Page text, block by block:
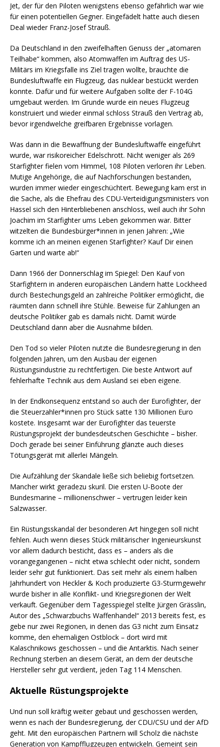
Jet, der für den Piloten wenigstens ebenso gefährlich war wie
für einen potentiellen Gegner. Eingefädelt hatte auch diesen
Deal wieder Franz-Josef Strauß.
Da Deutschland in den zweifelhaften Genuss der „atomaren
Teilhabe“ kommen, also Atomwaffen im Auftrag des US-
Militärs im Kriegsfalle ins Ziel tragen wollte, brauchte die
Bundesluftwaffe ein Flugzeug, das nuklear bestückt werden
konnte. Dafür und für weitere Aufgaben sollte der F-104G
umgebaut werden. Im Grunde wurde ein neues Flugzeug
konstruiert und wieder einmal schloss Strauß den Vertrag ab,
bevor irgendwelche greifbaren Ergebnisse vorlagen.
Was dann in die Bewaffnung der Bundesluftwaffe eingeführt
wurde, war risikoreicher Edelschrott. Nicht weniger als 269
Starfighter fielen vom Himmel, 108 Piloten verloren ihr Leben.
Mutige Angehörige, die auf Nachforschungen bestanden,
wurden immer wieder eingeschüchtert. Bewegung kam erst in
die Sache, als die Ehefrau des CDU-Verteidigungsministers von
Hassel sich den Hinterbliebenen anschloss, weil auch ihr Sohn
Joachim im Starfighter ums Leben gekommen war. Bitter
witzelten die Bundesbürger*innen in jenen Jahren: „Wie
komme ich an meinen eigenen Starfighter? Kauf Dir einen
Garten und warte ab!“
Dann 1966 der Donnerschlag im Spiegel: Den Kauf von
Starfightern in anderen europäischen Ländern hatte Lockheed
durch Bestechungsgeld an zahlreiche Politiker ermöglicht, die
räumten dann schnell ihre Stühle. Beweise für Zahlungen an
deutsche Politiker gab es damals nicht. Damit würde
Deutschland dann aber die Ausnahme bilden.
Den Tod so vieler Piloten nutzte die Bundesregierung in den
folgenden Jahren, um den Ausbau der eigenen
Rüstungsindustrie zu rechtfertigen. Die beste Antwort auf
fehlerhafte Technik aus dem Ausland sei eben eigene.
In der Endkonsequenz entstand so auch der Eurofighter, der
die Steuerzahler*innen pro Stück satte 130 Millionen Euro
kostete. Insgesamt war der Eurofighter das teuerste
Rüstungsprojekt der bundesdeutschen Geschichte – bisher.
Doch gerade bei seiner Einführung glänzte auch dieses
Tötungsgerät mit allerlei Mängeln.
Die Aufzählung der Skandale ließe sich beliebig fortsetzen.
Mancher wirkt geradezu skuril. Die ersten U-Boote der
Bundesmarine – millionenschwer – vertrugen leider kein
Salzwasser.
Ein Rüstungsskandal der besonderen Art hingegen soll nicht
fehlen. Auch wenn dieses Stück militärischer Ingenieurskunst
vor allem dadurch besticht, dass es – anders als die
vorangegangenen – nicht etwa schlecht oder nicht, sondern
leider sehr gut funktioniert. Das seit mehr als einem halben
Jahrhundert von Heckler & Koch produzierte G3-Sturmgewehr
wurde bisher in alle Konflikt- und Kriegsregionen der Welt
verkauft. Gegenüber dem Tagesspiegel stellte Jürgen Grässlin,
Autor des „Schwarzbuchs Waffenhandel“ 2013 bereits fest, es
gebe nur zwei Regionen, in denen das G3 nicht zum Einsatz
komme, den ehemaligen Ostblock – dort wird mit
Kalaschnikows geschossen – und die Antarktis. Nach seiner
Rechnung sterben an diesem Gerät, an dem der deutsche
Hersteller sehr gut verdient, jeden Tag 114 Menschen.
Aktuelle Rüstungsprojekte
Und nun soll kräftig weiter gebaut und geschossen werden,
wenn es nach der Bundesregierung, der CDU/CSU und der AfD
geht. Mit den europäischen Partnern will Scholz die nächste
Generation von Kampfflugzeugen entwickeln. Gemeint sein